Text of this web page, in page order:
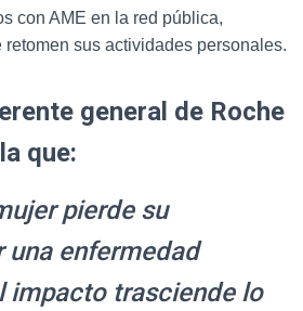
con AME en la red pública,
retomen sus actividades personales.
general de Roche
que:
pierde su
una enfermedad
impacto trasciende lo